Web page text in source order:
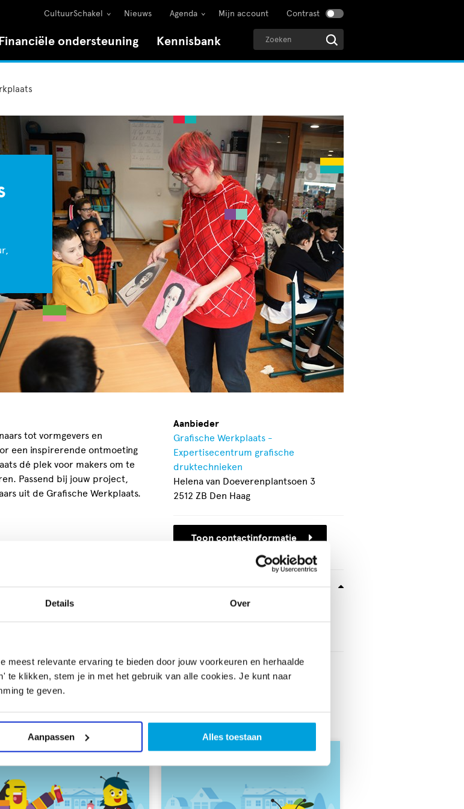
Details Over
meest relevante ervaring te bieden door jouw voorkeuren en herhaalde
te klikken, stem je in met het gebruik van alle cookies. Je kunt naar
te geven.
Aanpassen Alles toestaan
CultuurSchakel Nieuws Agenda Mijn account Contrast
ondersteuning Kennisbank
tot vormgevers en
een inspirerende ontmoeting
dé plek voor makers om te
Passend bij jouw project,
uit de Grafische Werkplaats.
Aanbieder
Grafische Werkplaats -
Expertisecentrum grafische
druktechnieken
Helena van Doeverenplantsoen 3
2512 ZB Den Haag
Toon contactinformatie
Informatie
Geschikt
PrimairToon groepen